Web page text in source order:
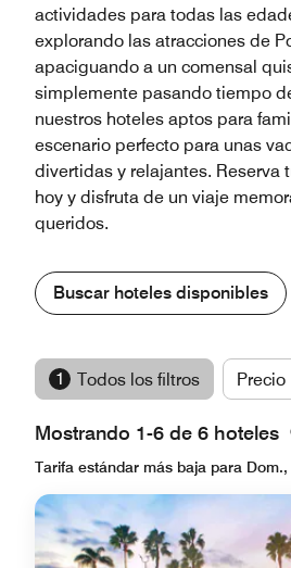
actividades para todas las
explorando las atracciones de
apaciguando a un comensal
simplemente pasando tiempo
nuestros hoteles aptos para
escenario perfecto para unas
divertidas y relajantes. Reserva
hoy y disfruta de un viaje
queridos.
Buscar hoteles disponibles
1 Todos los filtros Precio
Mostrando 1-6 de 6 hoteles
Tarifa estándar más baja para